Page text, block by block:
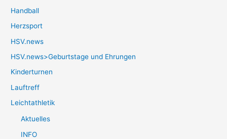
Handball
Herzsport
HSV.news
HSV.news>Geburtstage und Ehrungen
Kinderturnen
Lauftreff
Leichtathletik
Aktuelles
INFO